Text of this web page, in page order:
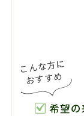
希望の